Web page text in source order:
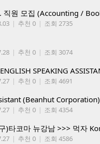
| 추천 0 | 조회 2735
| 추천 0 | 조회 3074
| 추천 0 | 조회 4691
(Beanhut Corporation)
| 추천 0 | 조회 4354
| 추천 0 | 조회 4586